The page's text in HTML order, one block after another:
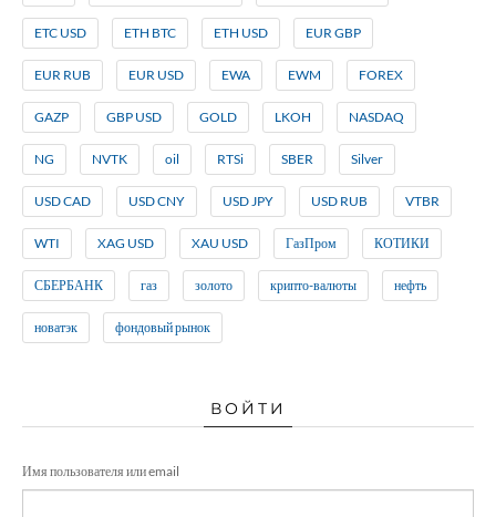
ETC USD ETH BTC ETH USD EUR GBP
EUR RUB EUR USD EWA EWM FOREX
GAZP GBP USD GOLD LKOH NASDAQ
NG NVTK oil RTSi SBER Silver
USD CAD USD CNY USD JPY USD RUB VTBR
WTI XAG USD XAU USD ГазПром КОТИКИ
СБЕРБАНК газ золото крипто-валюты нефть
новатэк фондовый рынок
ВОЙТИ
Имя пользователя или email